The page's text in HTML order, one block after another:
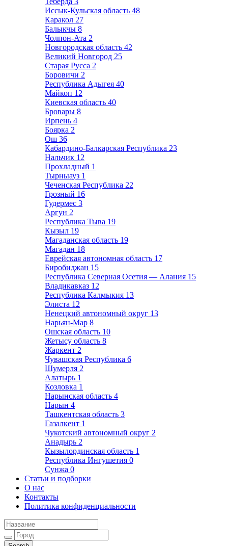
Иссык-Кульская область 48
Каракол 27
Балыкчы 8
Чолпон-Ата 2
Новгородская область 42
Великий Новгород 25
Старая Русса 2
Боровичи 2
Республика Адыгея 40
Майкоп 12
Киевская область 40
Бровары 8
Ирпень 4
Боярка 2
Ош 36
Кабардино-Балкарская Республика 23
Нальчик 12
Прохладный 1
Тырныауз 1
Чеченская Республика 22
Грозный 16
Гудермес 3
Аргун 2
Республика Тыва 19
Кызыл 19
Магаданская область 19
Магадан 18
Еврейская автономная область 17
Биробиджан 15
Республика Северная Осетия — Алания 15
Владикавказ 12
Республика Калмыкия 13
Элиста 12
Ненецкий автономный округ 13
Нарьян-Мар 8
Ошская область 10
Жетысу область 8
Жаркент 2
Чувашская Республика 6
Шумерля 2
Алатырь 1
Козловка 1
Нарынская область 4
Нарын 4
Ташкентская область 3
Газалкент 1
Чукотский автономный округ 2
Анадырь 2
Кызылординская область 1
Республика Ингушетия 0
Сунжа 0
Статьи и подборки
О нас
Контакты
Политика конфиденциальности